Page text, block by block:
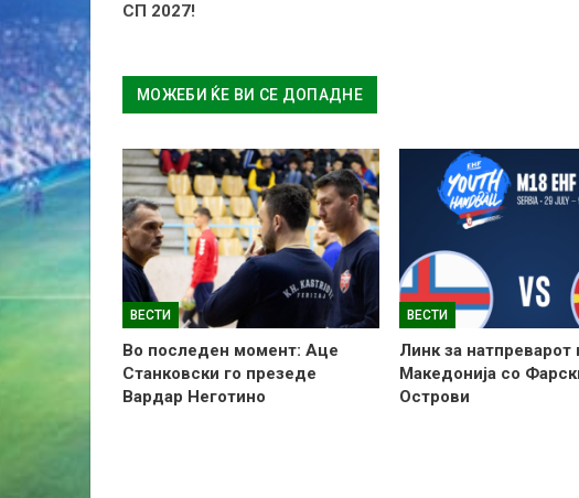
СП 2027!
МОЖЕБИ ЌЕ ВИ СЕ ДОПАДНЕ
ВЕСТИ
Во последен момент: Аце
Станковски го презеде
Вардар Неготино
ВЕСТИ
Линк за натпреварот
Македонија со
Острови